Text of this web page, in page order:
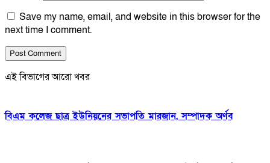
Save my name, email, and website in this browser for the
next time I comment.
এই বিভাগের আরো খবর
বিএম কলেজ ছাত্র ইউনিয়নের সভাপতি মারজান, সম্পাদক অর্ণব